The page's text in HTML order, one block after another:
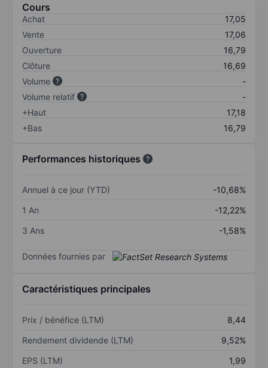
Cours
Achat
17,05
Vente
17,06
Ouverture
16,79
Clôture
16,69
Volume
-
Volume relatif
-
+Haut
17,18
+Bas
16,79
Performances historiques
Annuel à ce jour (YTD)
-10,68%
1 An
-12,22%
3 Ans
-1,58%
Données fournies par
Caractéristiques principales
Prix / bénéfice (LTM)
8,44
Rendement dividende (LTM)
9,52%
EPS (LTM)
1,99